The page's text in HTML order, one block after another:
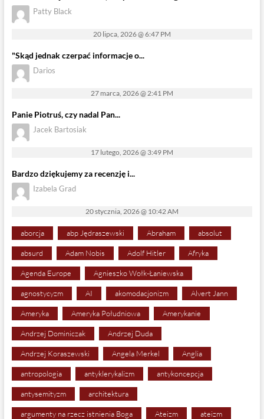
Patty Black
20 lipca, 2026 @ 6:47 PM
"Skąd jednak czerpać informacje o...
Darios
27 marca, 2026 @ 2:41 PM
Panie Piotruś, czy nadal Pan...
Jacek Bartosiak
17 lutego, 2026 @ 3:49 PM
Bardzo dziękujemy za recenzję i...
Izabela Grad
20 stycznia, 2026 @ 10:42 AM
aborcja abp Jędraszewski Abraham absolut
absurd Adam Nobis Adolf Hitler Afryka
Agenda Europe Agnieszko Wołk-Łaniewska
agnostycyzm AI akomodacjonizm Alvert Jann
Ameryka Ameryka Południowa Amerykanie
Andrzej Dominiczak Andrzej Duda
Andrzej Koraszewski Angela Merkel Anglia
antropologia antyklerykalizm antykoncepcja
antysemityzm architektura
argumenty na rzecz istnienia Boga Ateizm ateizm